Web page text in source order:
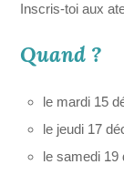
Inscris-toi aux
Quand ?
le mardi 15
le jeudi 17
le samedi 19